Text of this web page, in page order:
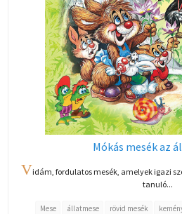
Mókás mesék az
Vidám, fordulatos mesék, amelyek igazi
tanuló...
Mese állatmese rövid mesék